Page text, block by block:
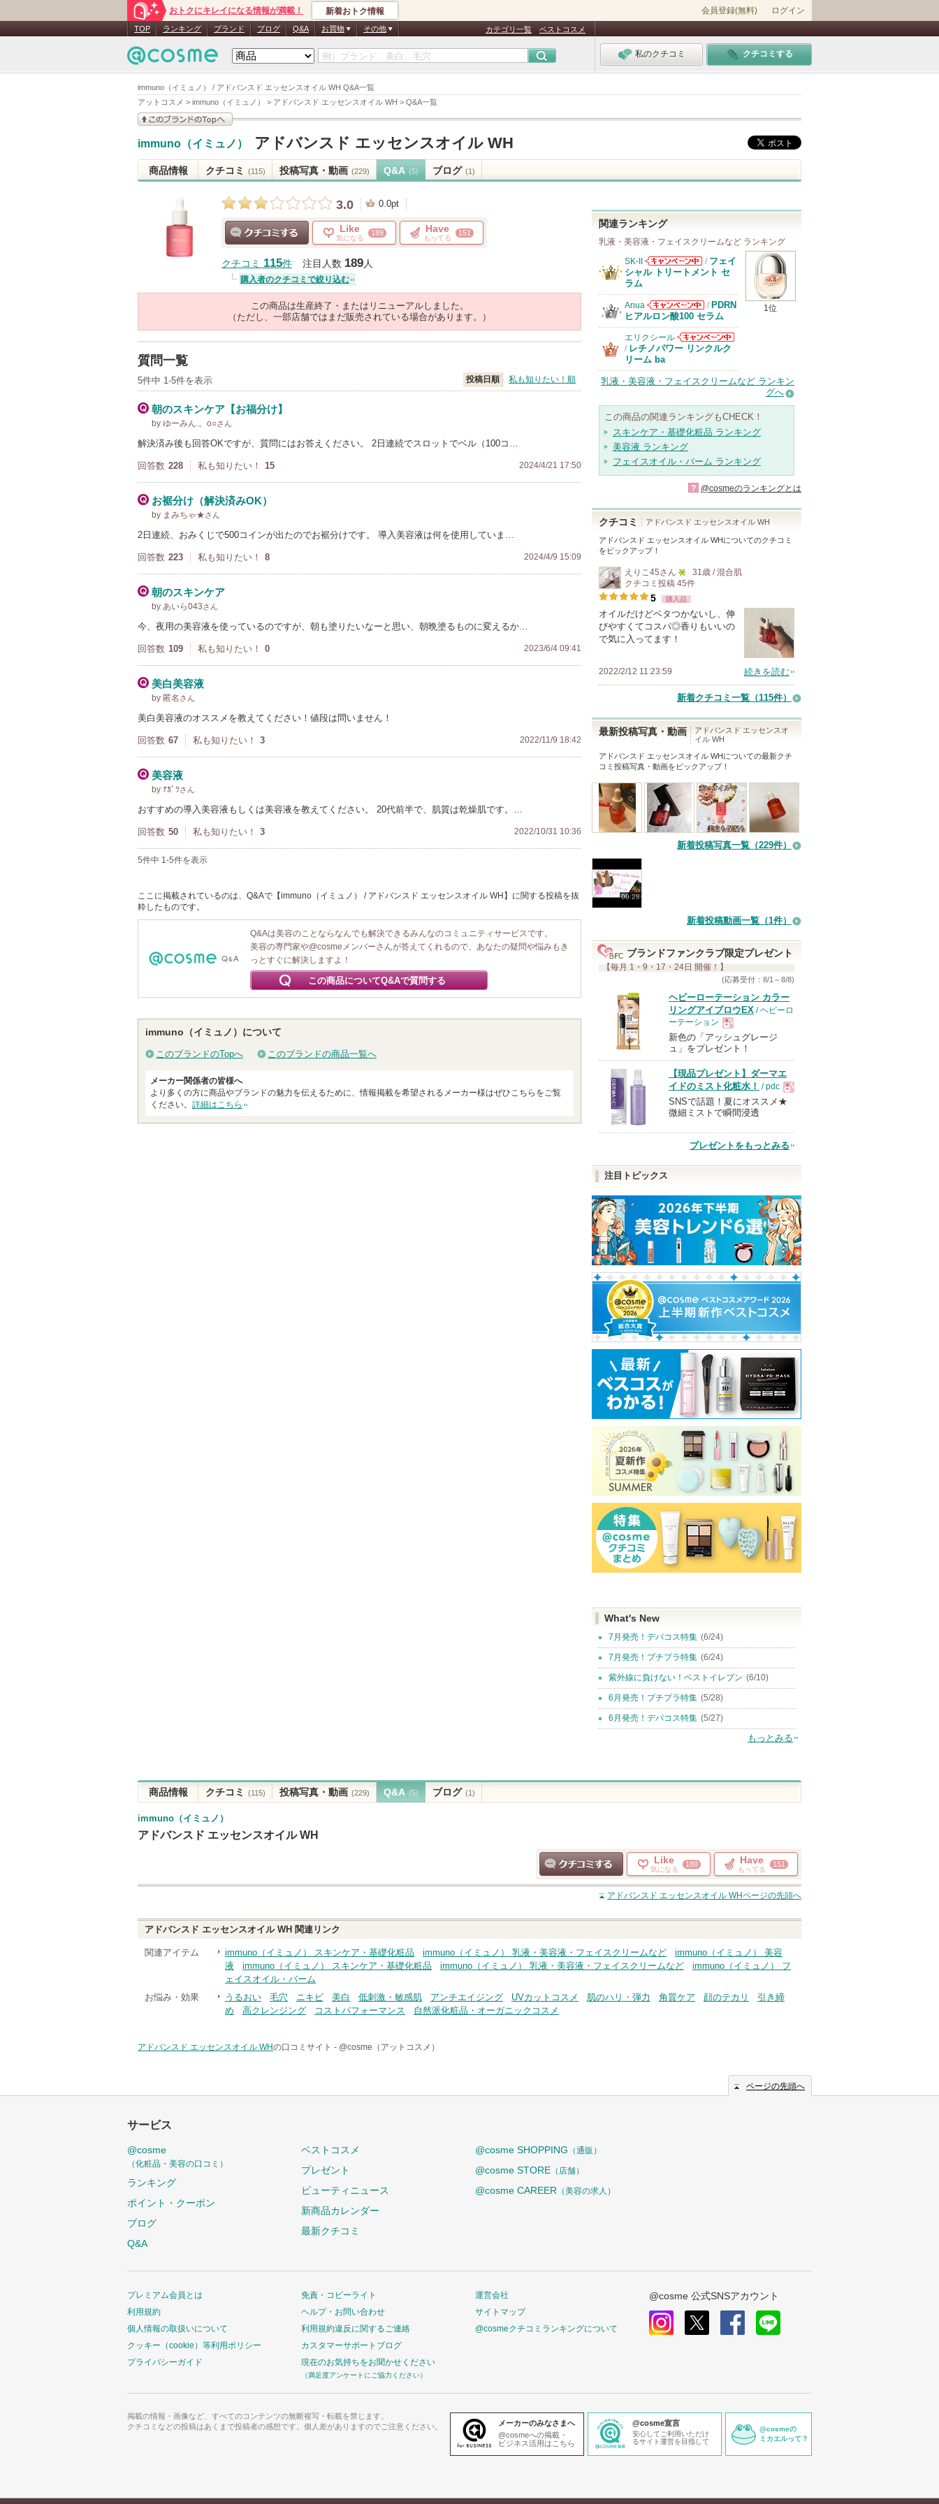
immuno（イミュノ） / アドバンスド エッセンスオイル WH Q&A一覧
アットコスメ > immuno（イミュノ） > アドバンスド エッセンスオイル WH > Q&A一覧
おトクにキレイになる情報が満載！ 新着おトク情報 会員登録(無料) ログイン
TOP ランキング ブランド ブログ Q&A お買物 その他 カテゴリ一覧 ベストコスメ
私のクチコミ クチコミする
immuno（イミュノ） アドバンスド エッセンスオイル WH
商品情報 クチコミ (115) 投稿写真・動画 (229) Q&A (5) ブログ (1)
3.0 0.0pt
Like
気になる
189 Have
もってる
151
クチコミ 115件 注目人数 189人
購入者のクチコミで絞り込む
この商品は生産終了・またはリニューアルしました。
（ただし、一部店舗ではまだ販売されている場合があります。）
質問一覧
5件中 1-5件を表示 投稿日順 私も知りたい！順
朝のスキンケア【お福分け】
by ゆーみん.。o○さん
解決済み後も回答OKですが、質問にはお答えください。 2日連続でスロットでベル（100コ…
回答数 228 私も知りたい！ 15 2024/4/21 17:50
お裾分け（解決済みOK）
by まみちゃ★さん
2日連続、おみくじで500コインが出たのでお裾分けです。 導入美容液は何を使用していま…
回答数 223 私も知りたい！ 8 2024/4/9 15:09
朝のスキンケア
by あいら043さん
今、夜用の美容液を使っているのですが、朝も塗りたいなーと思い、朝晩塗るものに変えるか…
回答数 109 私も知りたい！ 0 2023/6/4 09:41
美白美容液
by 匿名 さん
美白美容液のオススメを教えてください！値段は問いません！
回答数 67 私も知りたい！ 3 2022/11/9 18:42
美容液
by ﾅｶﾞﾂさん
おすすめの導入美容液もしくは美容液を教えてください。 20代前半で、肌質は乾燥肌です。…
回答数 50 私も知りたい！ 3 2022/10/31 10:36
5件中 1-5件を表示
ここに掲載されているのは、Q&Aで【immuno（イミュノ） / アドバンスド エッセンスオイル WH】に関する投稿を抜
粋したものです。
Q&Aは美容のことならなんでも解決できるみんなのコミュニティサービスです。
美容の専門家や@cosmeメンバーさんが答えてくれるので、あなたの疑問や悩みもき
っとすぐに解決しますよ！
この商品についてQ&Aで質問する
immuno（イミュノ）について
このブランドのTopへ このブランドの商品一覧へ
メーカー関係者の皆様へ
より多くの方に商品やブランドの魅力を伝えるために、情報掲載を希望されるメーカー様はぜひこちらをご覧
ください。 詳細はこちら
関連ランキング
乳液・美容液・フェイスクリームなど ランキング
1位
SK-II
SK-IIからのお
/ フェイ
シャル トリートメント セ
ラム
Anua
Anuaからのお
知らせがありま
す
/ PDRN
ヒアルロン酸100 セラム
エリクシール
エリクシールか
/ レチノパワー リンクルク
リーム ba
乳液・美容液・フェイスクリームなど ランキン
グへ
この商品の関連ランキングもCHECK！
スキンケア・基礎化粧品 ランキング
美容液 ランキング
フェイスオイル・バーム ランキング
? @cosmeのランキングとは
クチコミ アドバンスド エッセンスオイル WH
アドバンスド エッセンスオイル WHについてのクチコミ
をピックアップ！
えりこ45さん
5
人
以
上
ン
バ
ー
に
気
に
り
登
録
す
31歳 / 混合肌
クチコミ投稿 45件
5 購入品
オイルだけどベタつかないし、伸
びやすくてコスパ◎香りもいいの
で気に入ってます！
2022/2/12 11:23:59 続きを読む
新着クチコミ一覧 （115件）
最新投稿写真・動画
アドバンスド エッセンスオ
イル WH
アドバンスド エッセンスオイル WHについての最新クチ
コミ投稿写真・動画をピックアップ！
新着投稿写真一覧（229件）
00:28
新着投稿動画一覧（1件）
ブランドファンクラブ限定プレゼント
【毎月 1・9・17・24日 開催！】
(応募受付：8/1～8/8)
ヘビーローテーション カラー
リングアイブロウEX / ヘビーロ
ーテーション
現
品
新色の「アッシュグレージ
ュ」をプレゼント！
【現品プレゼント】ダーマエ
イドのミスト化粧水！ / pdc
現
品
SNSで話題！夏にオススメ★
微細ミストで瞬間浸透
プレゼントをもっとみる
注目トピックス
What's New
7月発売！デパコス特集 (6/24)
7月発売！プチプラ特集 (6/24)
紫外線に負けない！ベストイレブン (6/10)
6月発売！プチプラ特集 (5/28)
6月発売！デパコス特集 (5/27)
もっとみる
商品情報 クチコミ (115) 投稿写真・動画 (229) Q&A (5) ブログ (1)
immuno（イミュノ）
アドバンスド エッセンスオイル WH
クチコミする
Like
気になる
189 Have
もってる
151
アドバンスド エッセンスオイル WHページの先頭へ
アドバンスド エッセンスオイル WH 関連リンク
関連アイテム immuno（イミュノ） スキンケア・基礎化粧品 immuno（イミュノ） 乳液・美容液・フェイスクリームなど
immuno（イミュノ） 美容
液
immuno（イミュノ） スキンケア・基礎化粧品 immuno（イミュノ） 乳液・美容液・フェイスクリームなど
immuno（イミュノ） フ
ェイスオイル・バーム
お悩み・効果
うるおい 毛穴 ニキビ 美白 低刺激・敏感肌 アンチエイジング UVカットコスメ 肌のハリ・弾力 角質ケア 顔のテカリ
引き締
め
高クレンジング コストパフォーマンス 自然派化粧品・オーガニックコスメ
アドバンスド エッセンスオイル WHの口コミサイト - @cosme（アットコスメ）
ページの先頭へ
サービス
@cosme
（化粧品・美容の口コミ）
ランキング
ポイント・クーポン
ブログ
Q&A
ベストコスメ
プレゼント
ビューティニュース
新商品カレンダー
最新クチコミ
@cosme SHOPPING （通販）
@cosme STORE （店舗）
@cosme CAREER （美容の求人）
プレミアム会員とは
利用規約
個人情報の取扱いについて
クッキー（cookie）等利用ポリシー
プライバシーガイド
免責・コピーライト
ヘルプ・お問い合わせ
利用規約違反に関するご連絡
カスタマーサポートブログ
現在のお気持ちをお聞かせください
（満足度アンケートにご協力ください）
運営会社
サイトマップ
@cosmeクチコミランキングについて
@cosme 公式SNSアカウント
掲載の情報・画像など、すべてのコンテンツの無断複写・転載を禁じます。
クチコミなどの投稿はあくまで投稿者の感想です。個人差がありますのでご注意ください。
メーカーのみなさまへ
@cosmeへの掲載・
ビジネス活用はこちら
@cosme宣言
安心してご利用いただけ
るサイト運営を目指して
@cosmeの
ミカエルって？